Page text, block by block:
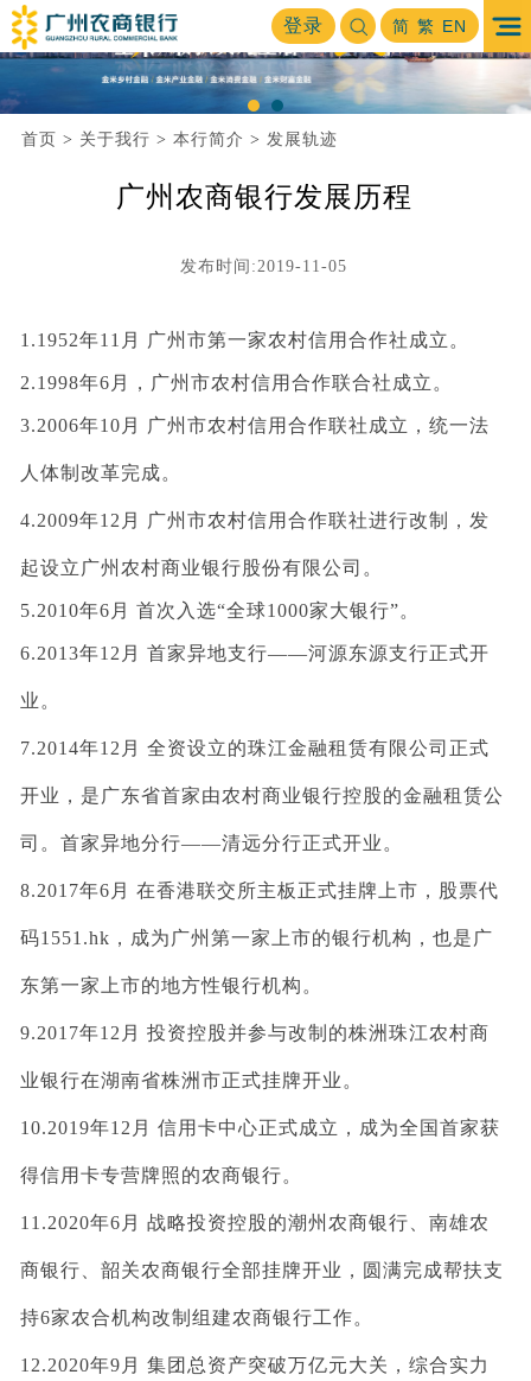
登录 简 繁 EN
首页 > 关于我行 > 本行简介 > 发展轨迹
广州农商银行发展历程
发布时间:2019-11-05
1.1952年11月 广州市第一家农村信用合作社成立。
2.1998年6月，广州市农村信用合作联合社成立。
3.2006年10月 广州市农村信用合作联社成立，统一法
人体制改革完成。
4.2009年12月 广州市农村信用合作联社进行改制，发
起设立广州农村商业银行股份有限公司。
5.2010年6月 首次入选“全球1000家大银行”。
6.2013年12月 首家异地支行——河源东源支行正式开
业。
7.2014年12月 全资设立的珠江金融租赁有限公司正式
开业，是广东省首家由农村商业银行控股的金融租赁公
司。首家异地分行——清远分行正式开业。
8.2017年6月 在香港联交所主板正式挂牌上市，股票代
码1551.hk，成为广州第一家上市的银行机构，也是广
东第一家上市的地方性银行机构。
9.2017年12月 投资控股并参与改制的株洲珠江农村商
业银行在湖南省株洲市正式挂牌开业。
10.2019年12月 信用卡中心正式成立，成为全国首家获
得信用卡专营牌照的农商银行。
11.2020年6月 战略投资控股的潮州农商银行、南雄农
商银行、韶关农商银行全部挂牌开业，圆满完成帮扶支
持6家农合机构改制组建农商银行工作。
12.2020年9月 集团总资产突破万亿元大关，综合实力